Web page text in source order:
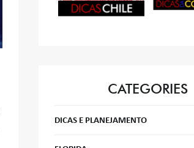
CATEGORIES
DICAS E PLANEJAMENTO